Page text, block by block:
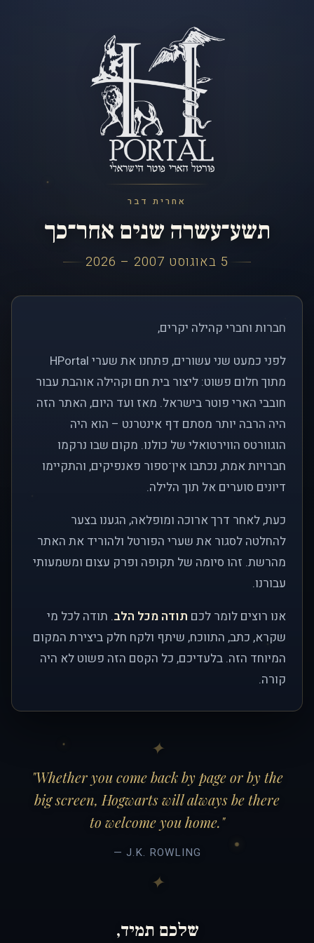
אחרית דבר
תשע־עשרה שנים אחר־כך
5 באוגוסט 2007 – 2026
חברות וחברי קהילה יקרים,
לפני כמעט שני עשורים, פתחנו את שערי HPortal
מתוך חלום פשוט: ליצור בית חם וקהילה אוהבת עבור
חובבי הארי פוטר בישראל. מאז ועד היום, האתר הזה
היה הרבה יותר מסתם דף אינטרנט – הוא היה
הוגוורטס הווירטואלי של כולנו. מקום שבו נרקמו
חברויות אמת, נכתבו אין־ספור פאנפיקים, והתקיימו
דיונים סוערים אל תוך הלילה.
כעת, לאחר דרך ארוכה ומופלאה, הגענו בצער
להחלטה לסגור את שערי הפורטל ולהוריד את האתר
מהרשת. זהו סיומה של תקופה ופרק עצום ומשמעותי
עבורנו.
אנו רוצים לומר לכם תודה מכל הלב. תודה לכל מי
שקרא, כתב, התווכח, שיתף ולקח חלק ביצירת המקום
המיוחד הזה. בלעדיכם, כל הקסם הזה פשוט לא היה
קורה.
"Whether you come back by page or by the
big screen, Hogwarts will always be there
to welcome you home."
— J.K. ROWLING
שלכם תמיד,